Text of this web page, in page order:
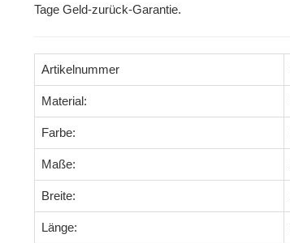
Tage Geld-zurück-Garantie.
Artikelnummer
Material:
Farbe:
Maße:
Breite:
Länge: